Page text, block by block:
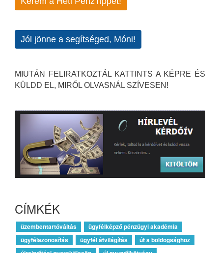
Jól jönne a segítséged, Móni!
MIUTÁN FELIRATKOZTÁL KATTINTS A KÉPRE ÉS
KÜLDD EL, MIRŐL OLVASNÁL SZÍVESEN!
CÍMKÉK
üzembentartóváltás
ügyfélképző pénzügyi akadémia
ügyfélazonosítás
ügyfél átvilágítás
út a boldogsághoz